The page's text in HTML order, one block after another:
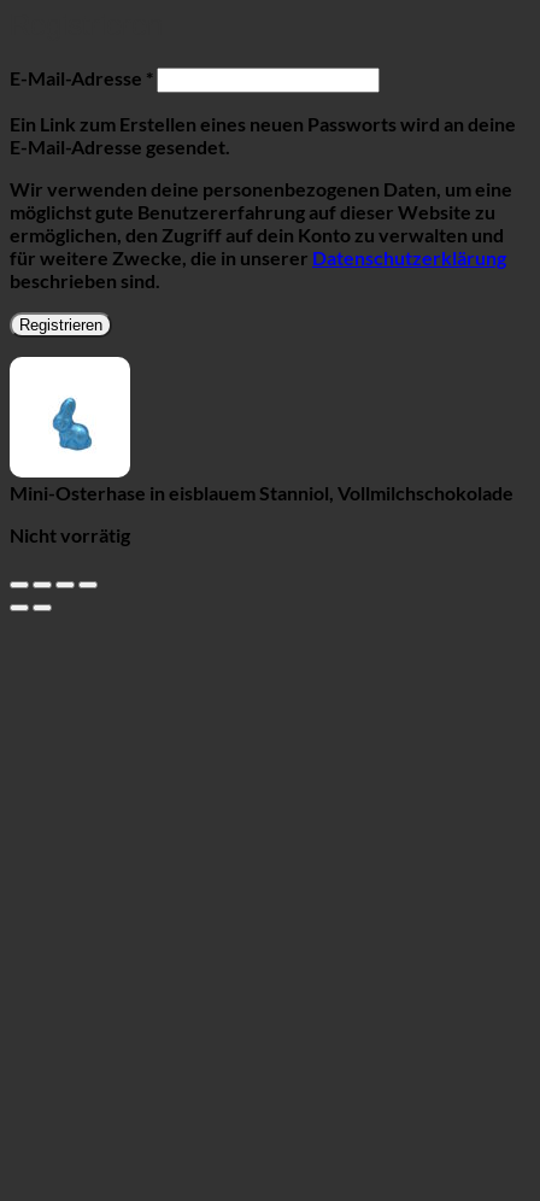
E-Mail-Adresse *Erforderlich
Ein Link zum Erstellen eines neuen Passworts wird an deine
E-Mail-Adresse gesendet.
Wir verwenden deine personenbezogenen Daten, um eine
möglichst gute Benutzererfahrung auf dieser Website zu
ermöglichen, den Zugriff auf dein Konto zu verwalten und
für weitere Zwecke, die in unserer Datenschutzerklärung
beschrieben sind.
Registrieren
Mini-Osterhase in eisblauem Stanniol, Vollmilchschokolade
Nicht vorrätig